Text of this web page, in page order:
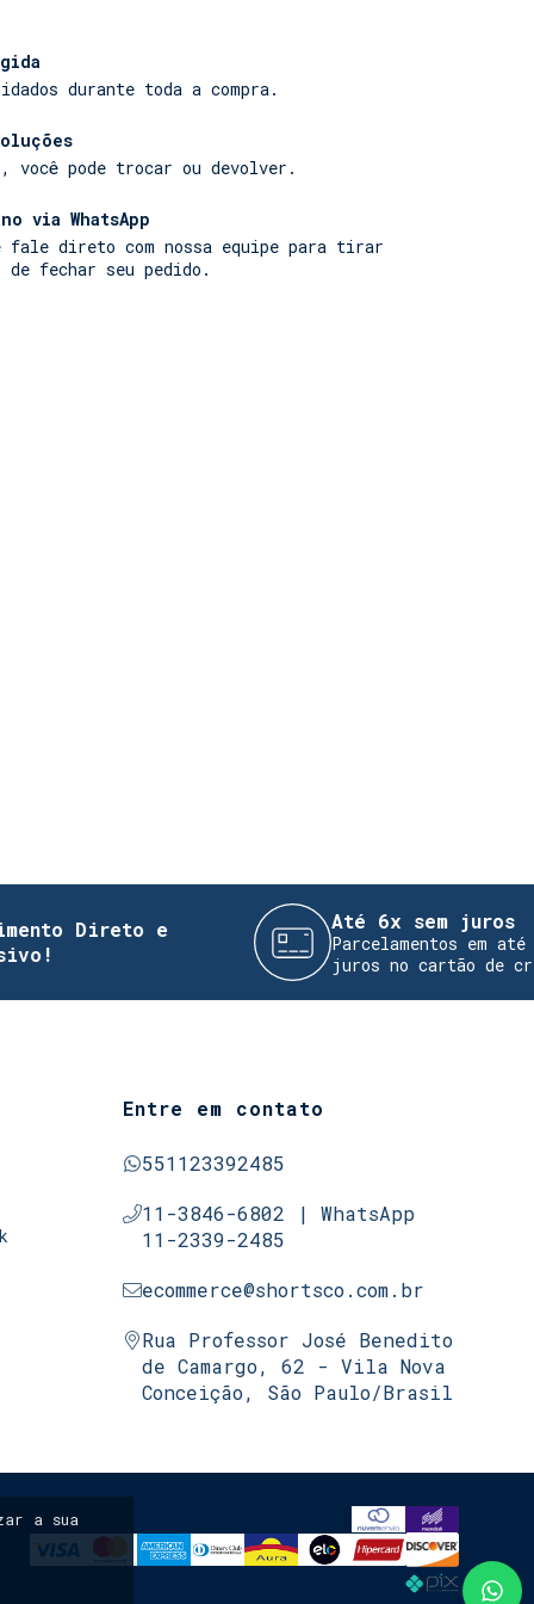
a sua
durante toda a compra.
você pode trocar ou devolver.
via WhatsApp
fale direto com nossa equipe para tirar
de fechar seu pedido.
Direto e
Até 6x sem juros
Parcelamentos em até 6x
juros no cartão de crédito
Entre em contato
551123392485
11-3846-6802 | WhatsApp
11-2339-2485
ecommerce@shortsco.com.br
Rua Professor José Benedito
de Camargo, 62 - Vila Nova
Conceição, São Paulo/Brasil